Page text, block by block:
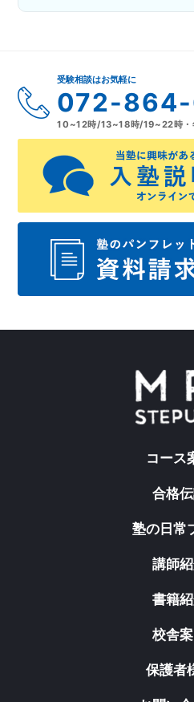
受験相談はお気軽に
072-864-
10~12時/13~18時/19~22時・
コース
合格
塾の日常
講師
書籍
校舎
保護者